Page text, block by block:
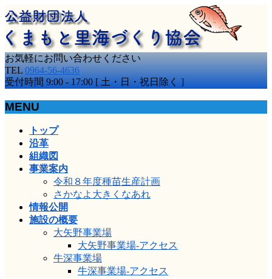
お気軽にお問い合わせください
TEL 0964-56-4636
受付時間 9:00 - 17:00 [ 土・日・祝日除く ]
MENU
トップ
沿革
組織図
事業案内
令和８年度種苗生産計画
さかなよ大きくなあれ
情報公開
施設の概要
大矢野事業場
大矢野事業場-アクセス
牛深事業場
牛深事業場-アクセス